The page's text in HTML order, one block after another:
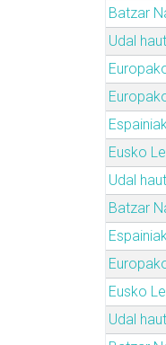
Batzar
Udal
Eusko
Udal
Batzar
Eusko
Udal